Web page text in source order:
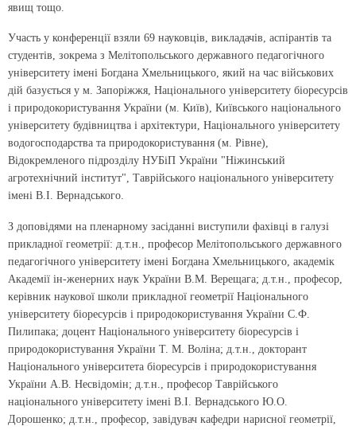
явищ тощо.
Участь у конференції взяли 69 науковців, викладачів, аспірантів та
студентів, зокрема з Мелітопольського державного педагогічного
університету імені Богдана Хмельницького, який на час військових
дій базується у м. Запоріжжя, Національного університету біоресурсів
і природокористування України (м. Київ), Київського національного
університету будівництва і архітектури, Національного університету
водогосподарства та природокористування (м. Рівне),
Відокремленого підрозділу НУБіП України "Ніжинський
агротехнічний інститут", Таврійського національного університету
імені В.І. Вернадського.
З доповідями на пленарному засіданні виступили фахівці в галузі
прикладної геометрії: д.т.н., професор Мелітопольського державного
педагогічного університету імені Богдана Хмельницького, академік
Академії ін-женерних наук України В.М. Верещага; д.т.н., професор,
керівник наукової школи прикладної геометрії Національного
університету біоресурсів і природокористування України С.Ф.
Пилипака; доцент Національного університету біоресурсів і
природокористування України Т. М. Воліна; д.т.н., докторант
Національного університета біоресурсів і природокористування
України А.В. Несвідомін; д.т.н., професор Таврійського
національного університету імені В.І. Вернадського Ю.О.
Дорошенко; д.т.н., професор, завідувач кафедри нарисної геометрії,